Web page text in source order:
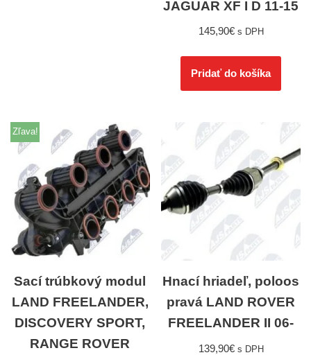
JAGUAR XF I D 11-15
145,90€ s DPH
Pridať do košíka
Zľava!
Sací trúbkový modul
LAND FREELANDER,
DISCOVERY SPORT,
RANGE ROVER
Hnací hriadeľ, poloos
pravá LAND ROVER
FREELANDER II 06-
139,90€ s DPH